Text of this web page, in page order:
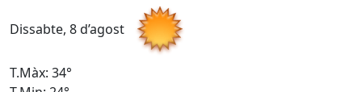
Dissabte, 8 d’agost
T.Màx: 34°